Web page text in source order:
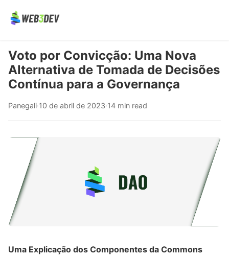
Voto por Convicção: Uma Nova
Alternativa de Tomada de Decisões
Contínua para a Governança
Panegali·10 de abril de 2023·14 min read
Uma Explicação dos Componentes da Commons